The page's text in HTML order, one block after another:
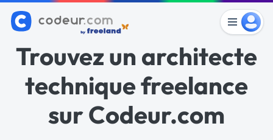
Trouvez un architecte
technique freelance
sur Codeur.com